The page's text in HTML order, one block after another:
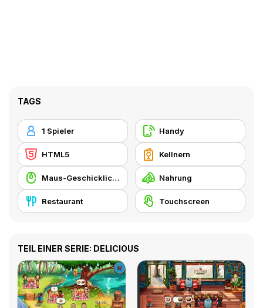
TAGS
1 Spieler Handy
HTML5 Kellnern
Maus-Geschicklichkeit Nahrung
Restaurant Touchscreen
TEIL EINER SERIE: DELICIOUS